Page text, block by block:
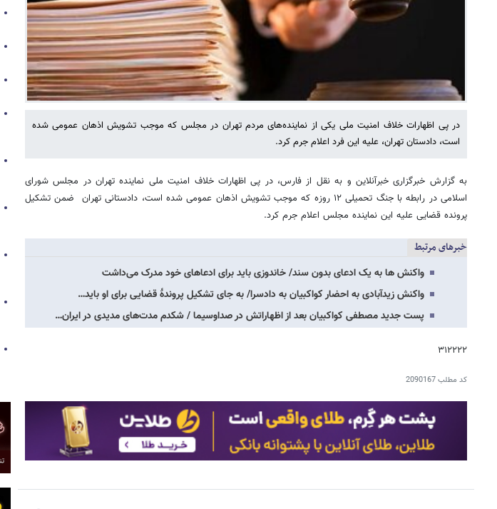
در پی اظهارات خلاف امنیت ملی یکی از نماینده‌های مردم تهران در مجلس که موجب تشویش اذهان عمومی شده
است، دادستان تهران، علیه این فرد اعلام جرم کرد.
به گزارش خبرگزاری خبرآنلاین و به نقل از فارس، در پی اظهارات خلاف امنیت ملی نماینده تهران در مجلس شورای
اسلامی در رابطه با جنگ تحمیلی ۱۲ روزه که موجب تشویش اذهان عمومی شده است، دادستانی تهران ضمن تشکیل
پرونده قضایی علیه این نماینده مجلس اعلام جرم کرد.
خبرهای مرتبط
واکنش ها به یک ادعای بدون سند/ خاندوزی باید برای ادعاهای خود مدرک می‌داشت
واکنش زیدآبادی به احضار کواکبیان به دادسرا/ به جای تشکیل پروندۀ قضایی برای او باید…
پست جدید مصطفی کواکبیان بعد از اظهاراتش در صداوسیما / شکدم مدت‌های مدیدی در ایران…
۳۱۲۲۲۲
کد مطلب2090167